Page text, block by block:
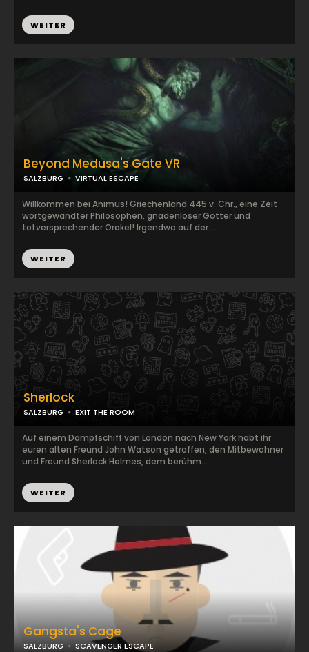
WEITER
Sherlock
SALZBURG EXIT THE ROOM
Auf einem Dampfschiff von London nach New York habt ihr
euren alten Freund John Watson getroffen, den Mitbewohner
und Freund Sherlock Holmes, dem berühm...
WEITER
Beyond Medusa's Gate VR
SALZBURG VIRTUAL ESCAPE
Willkommen bei Animus! Griechenland 445 v. Chr., eine Zeit
wortgewandter Philosophen, gnadenloser Götter und
totversprechender Orakel! Irgendwo auf der ...
WEITER
Gangsta's Cage
SALZBURG SCAVENGER ESCAPE